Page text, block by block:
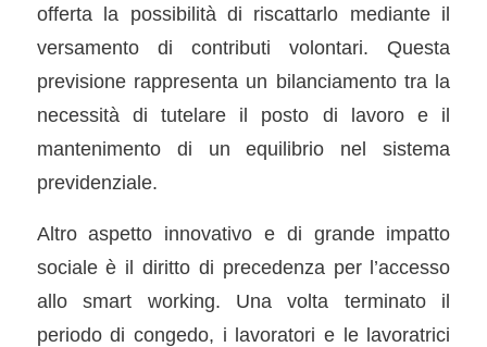
offerta la possibilità di riscattarlo mediante il
versamento di contributi volontari. Questa
previsione rappresenta un bilanciamento tra la
necessità di tutelare il posto di lavoro e il
mantenimento di un equilibrio nel sistema
previdenziale.
Altro aspetto innovativo e di grande impatto
sociale è il diritto di precedenza per l’accesso
allo smart working. Una volta terminato il
periodo di congedo, i lavoratori e le lavoratrici